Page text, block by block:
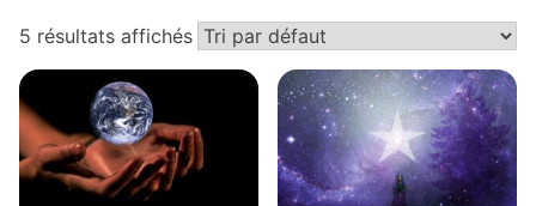
5 résultats affichés